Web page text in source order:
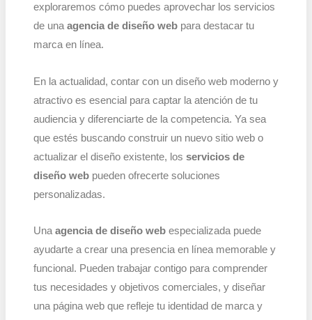
exploraremos cómo puedes aprovechar los servicios
de una agencia de diseño webpara destacar tu
marca en línea.
En la actualidad, contar con un diseño web moderno y
atractivo es esencial para captar la atención de tu
audiencia y diferenciarte de la competencia. Ya sea
que estés buscando construir un nuevo sitio web o
actualizar el diseño existente, los servicios de
diseño webpueden ofrecerte soluciones
personalizadas.
Unaagencia de diseño webespecializada puede
ayudarte a crear una presencia en línea memorable y
funcional. Pueden trabajar contigo para comprender
tus necesidades y objetivos comerciales, y diseñar
una página web que refleje tu identidad de marca y